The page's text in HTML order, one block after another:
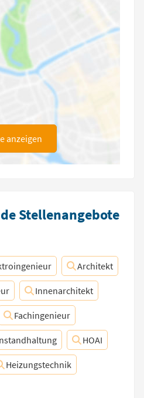
anzeigen
Stellenangebote
Architekt
Innenarchitekt
Fachingenieur
HOAI
Heizungstechnik